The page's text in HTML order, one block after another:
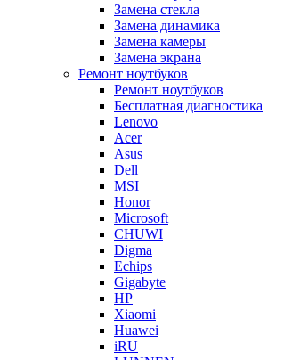
Замена стекла
Замена динамика
Замена камеры
Замена экрана
Ремонт ноутбуков
Ремонт ноутбуков
Бесплатная диагностика
Lenovo
Acer
Asus
Dell
MSI
Honor
Microsoft
CHUWI
Digma
Echips
Gigabyte
HP
Xiaomi
Huawei
iRU